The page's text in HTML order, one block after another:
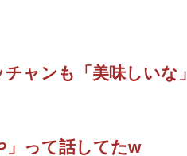
ャンも「美味しいな」
」って話してたw